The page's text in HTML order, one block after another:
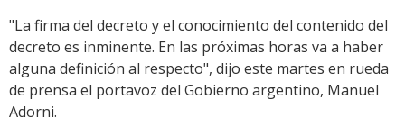
"La firma del decreto y el conocimiento del contenido del
decreto es inminente. En las próximas horas va a haber
alguna definición al respecto", dijo este martes en rueda
de prensa el portavoz del Gobierno argentino, Manuel
Adorni.